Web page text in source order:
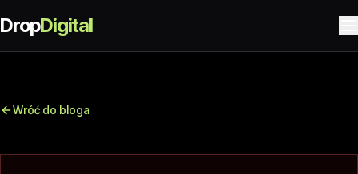
DropDigital
Wróć do bloga